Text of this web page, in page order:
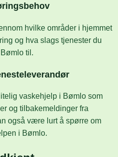
hvilke områder i hjemmet
og hva slags tjenester du
til.
vaskehjelp i Bømlo som
og tilbakemeldinger fra
også være lurt å spørre om
i Bømlo.